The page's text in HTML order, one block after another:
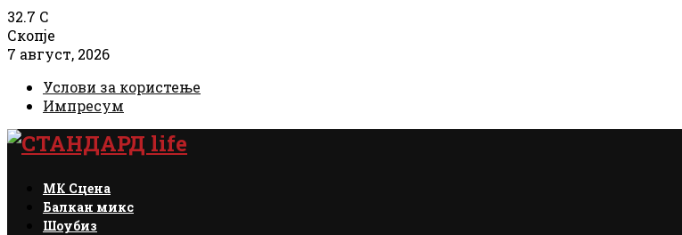
32.7 C
Скопје
7 август, 2026
Услови за користење
Импресум
Facebook
Instagram
Email
Rss
МК Сцена
Балкан микс
Шоубиз